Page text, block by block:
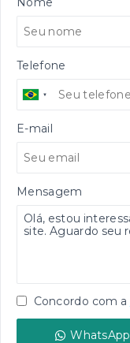
Telefone
E-mail
Mensagem
Concordo com a
WhatsApp